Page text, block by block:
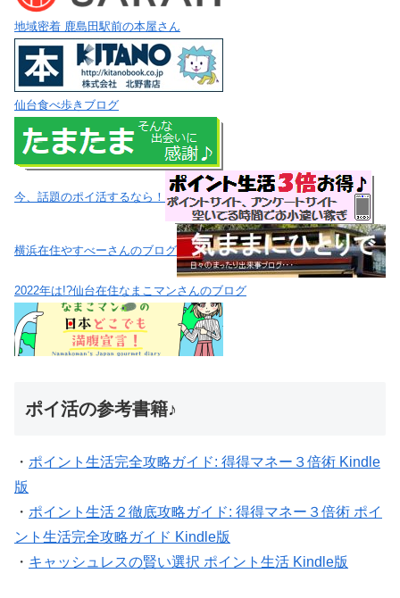
地域密着 鹿島田駅前の本屋さん
仙台食べ歩きブログ
今、話題のポイ活するなら！
横浜在住やすべーさんのブログ
2022年は!?仙台在住なまこマンさんのブログ
ポイ活の参考書籍♪
・ ポイント生活完全攻略ガイド: 得得マネー３倍術 Kindle
版
・ ポイント生活２徹底攻略ガイド: 得得マネー３倍術 ポイ
ント生活完全攻略ガイド Kindle版
・ キャッシュレスの賢い選択 ポイント生活 Kindle版